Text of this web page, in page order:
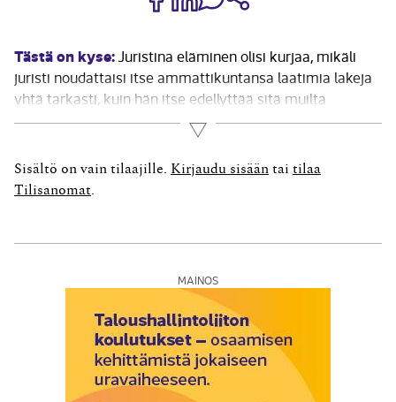
Tästä on kyse:Juristina eläminen olisi kurjaa, mikäli
juristi noudattaisi itse ammattikuntansa laatimia lakeja
yhtä tarkasti, kuin hän itse edellyttää sitä muilta
kansalaisilta. Veljeni ainoa lapsi menehtyi viime vuonna.
Tein nuoren miehen perukirjan. Pankki ei suostunut
juristinsa neuvosta antamaan vähäisen pankkitilin
tietoja, koska...
Lue lisää
Sisältö on vain tilaajille. Kirjaudu sisään tai tilaa
Tilisanomat
MAINOS